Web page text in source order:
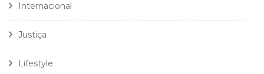
Internacional
Justiça
Lifestyle